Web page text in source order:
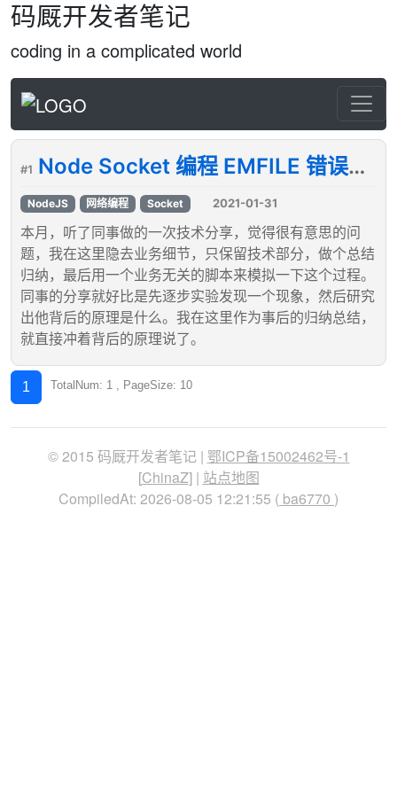
码厩开发者笔记
coding in a complicated world
#1 Node Socket 编程 EMFILE 错误的一种情况
NodeJS 网络编程 Socket 2021-01-31
本月，听了同事做的一次技术分享，觉得很有意思的问
题，我在这里隐去业务细节，只保留技术部分，做个总结
归纳，最后用一个业务无关的脚本来模拟一下这个过程。
同事的分享就好比是先逐步实验发现一个现象，然后研究
出他背后的原理是什么。我在这里作为事后的归纳总结，
就直接冲着背后的原理说了。
1 TotalNum: 1 , PageSize: 10
© 2015 码厩开发者笔记 | 鄂ICP备15002462号-1
[ChinaZ] | 站点地图
CompiledAt: 2026-08-05 12:21:55 ( ba6770 )